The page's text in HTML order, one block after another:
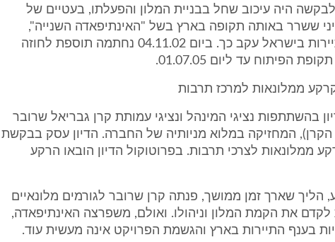
היה עיכוב שחל בבניית המלון והפעלתו, בעטיים של
ששרר באותה תקופה בארץ בשל "האינתיפאדה השנייה",
וההידרדרות בענף התיירות בישראל עקב כך. ביום 04.11.02 נחתמה תוספת לחוזה
הפיתוח עד ליום 01.07.05.
ממלונאות למרכז תרבות
נערך דיון בהשתתפות נציגי המינהל ונציגי עמותת קרן גבריאל שרובר
הקרן), המחזיקה במלוא מניותיה של החברה. הדיון עסק בבקשת
ממלונאות לצרכי תרבות. בפרוטוקול הדיון הובאו הרקע
הליך שארך זמן ממושך, פנתה קרן שרובר לגורמים מלונאיים
את הקמת המלון וניהולו. ואולם, משפרצה האינתיפאדה,
בענף התיירות בארץ והגשמת הפרויקט אינה מעשית עוד.